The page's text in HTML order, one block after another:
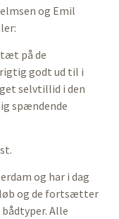
og Emil
på de
godt ud til i
selvtillid i den
spændende
og har i dag
løb og de fortsætter
Alle